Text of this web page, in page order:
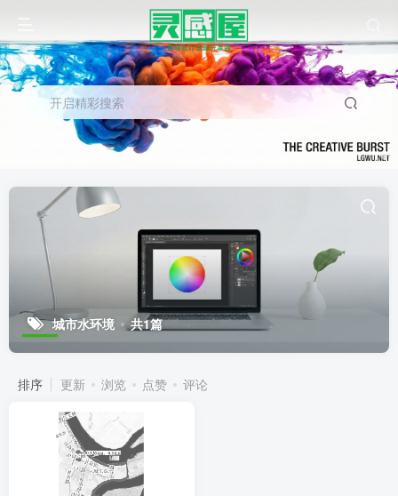
开启精彩搜索
城市水环境 共1篇
排序 更新 浏览 点赞 评论